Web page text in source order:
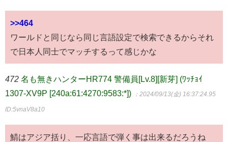
>>464
ワールドと同じなら同じ言語設定で検索できるからそれ
で日本人同士でマッチするって感じかな
472 名も無きハンターHR774 警備員[Lv.8][新芽] (ﾜｯﾁｮｲ
1307-XV9P [240a:61:4270:9583:*])
：2024/09/13(金) 16:37:24.95
ID:5vnaV8a10
鯖はアジア括り、一応言語で弾く事は出来るだろうね